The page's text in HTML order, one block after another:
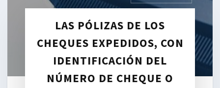
LAS PÓLIZAS DE LOS
CHEQUES EXPEDIDOS, CON
IDENTIFICACIÓN DEL
NÚMERO DE CHEQUE O